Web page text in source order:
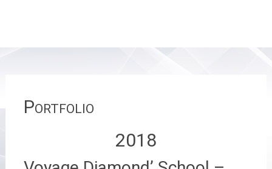
Portfolio
2018